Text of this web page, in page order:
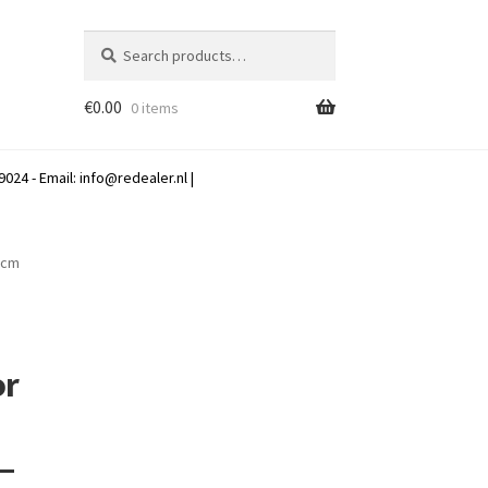
for:
€0.00 0 items
- Email: info@redealer.nl|